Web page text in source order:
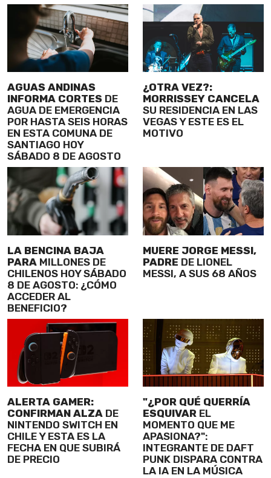
AGUAS ANDINAS
INFORMA CORTES DE
AGUA DE EMERGENCIA
POR HASTA SEIS HORAS
EN ESTA COMUNA DE
SANTIAGO HOY
SÁBADO 8 DE AGOSTO
¿OTRA VEZ?:
MORRISSEY CANCELA
SU RESIDENCIA EN LAS
VEGAS Y ESTE ES EL
MOTIVO
LA BENCINA BAJA
PARA MILLONES DE
CHILENOS HOY SÁBADO
8 DE AGOSTO: ¿CÓMO
ACCEDER AL
BENEFICIO?
MUERE JORGE MESSI,
PADRE DE LIONEL
MESSI, A SUS 68 AÑOS
ALERTA GAMER:
CONFIRMAN ALZA DE
NINTENDO SWITCH EN
CHILE Y ESTA ES LA
FECHA EN QUE SUBIRÁ
DE PRECIO
"¿POR QUÉ QUERRÍA
ESQUIVAR EL
MOMENTO QUE ME
APASIONA?":
INTEGRANTE DE DAFT
PUNK DISPARA CONTRA
LA IA EN LA MÚSICA